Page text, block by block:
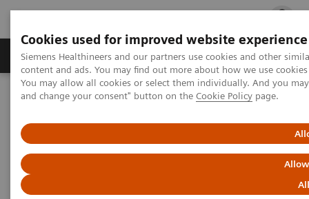
Cookies used for improved website experience
Siemens Healthineers and our partners use cookies and other
content and ads. You may find out more about how we use
You may allow all cookies or select them individually. And you
and change your consent" button on the Cookie Policy page.
Fachbereiche Healthcare Management
Startseite
News & Kundenstories
Lasst die Menschen an ihre
Daten!